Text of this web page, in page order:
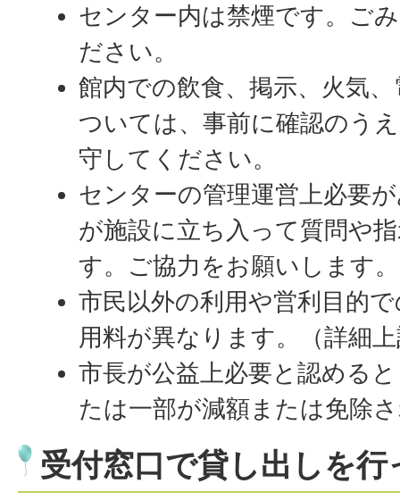
センター内は禁煙です。ご
ださい。
館内での飲食、掲示、火気
ついては、事前に確認のう
守してください。
センターの管理運営上必要
が施設に立ち入って質問や
す。ご協力をお願いします。
市民以外の利用や営利目的
用料が異なります。（詳細
市長が公益上必要と認める
たは一部が減額または免除
受付窓口で貸し出しを行